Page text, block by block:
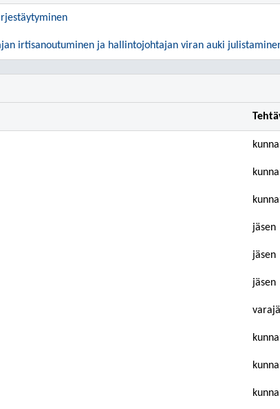
irtisanoutuminen ja hallintojohtajan viran auki
jäsen
jäsen
jäsen